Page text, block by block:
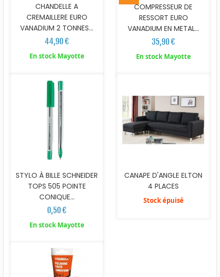
CHANDELLE A
CREMAILLERE EURO
VANADIUM 2 TONNES...
44,90 €
En stock Mayotte
COMPRESSEUR DE
RESSORT EURO
VANADIUM EN METAL...
35,90 €
En stock Mayotte
STYLO À BILLE SCHNEIDER
TOPS 505 POINTE
CONIQUE...
0,50 €
En stock Mayotte
CANAPE D'ANGLE ELTON
4 PLACES
Stock épuisé